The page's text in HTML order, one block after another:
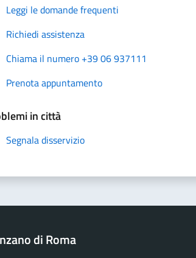
Leggi le domande frequenti
Richiedi assistenza
Chiama il numero +39 06 937111
Prenota appuntamento
in città
Segnala disservizio
di Roma